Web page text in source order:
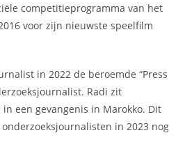
competitieprogramma van het
voor zijn nieuwste speelfilm
in 2022 de beroemde “Press
Radi zit
een gevangenis in Marokko. Dit
in 2023 nog